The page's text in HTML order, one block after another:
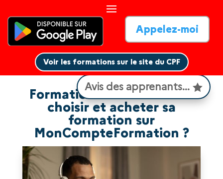
Avis des apprenants...
Appelez-moi
Voir les formations sur le site du CPF
Voir les formations sur le site du CPF
Formation CPF : comment
choisir et acheter sa
formation sur
MonCompteFormation ?